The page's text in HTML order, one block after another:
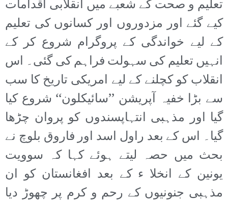
تعلیم و صحت کے شعبے میں انقلابی اقدامات
کیے گئے اور مزدوروں اور کسانوں کی تعلیم
کے لیے خواندگی کے پروگرام شروع کر کے
انہیں تعلیم کی سہولت فراہم کی گئی۔ اس
انقلاب کو کچلنے کے لیے امریکی تاریخ کا سب
سے بڑا خفیہ آپریشن ’’سائیکلون‘‘ شروع کیا
گیا اور مذہبی انتہاپسندوں کو پروان چڑھا
گیا۔ اس کے بعد راول اسد اور فاروق بلوچ نے
بحث میں حصہ لیتے ہوئے کہا کہ سوویت
یونین کے انخلا ء کے بعد افغانستان کو ان
مذہبی جنونیوں کے رحم و کرم پر چھوڑ دیا